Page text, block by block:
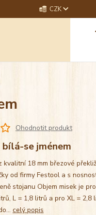
CZK
Ohodnotit produkt
se jménem
kvalitní 18 mm březové
od firmy Festool a s
stojanu Objem misek je
L = 1,8 litrů a pro XL =
celý popis